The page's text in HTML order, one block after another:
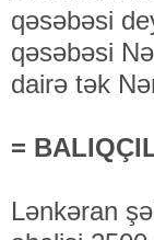
qəsəbəsi
qəsəbəsi
dairə tək
=
Lənkəran